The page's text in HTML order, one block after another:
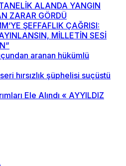
ALANDA YANGIN
ZARAR GÖRDÜ
ŞEFFAFLIK ÇAĞRISI:
MİLLETİN SESİ
aranan hükümlü
hırsızlık şüphelisi suçüstü